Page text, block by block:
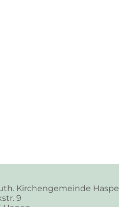
Kirchengemeinde Haspe
9